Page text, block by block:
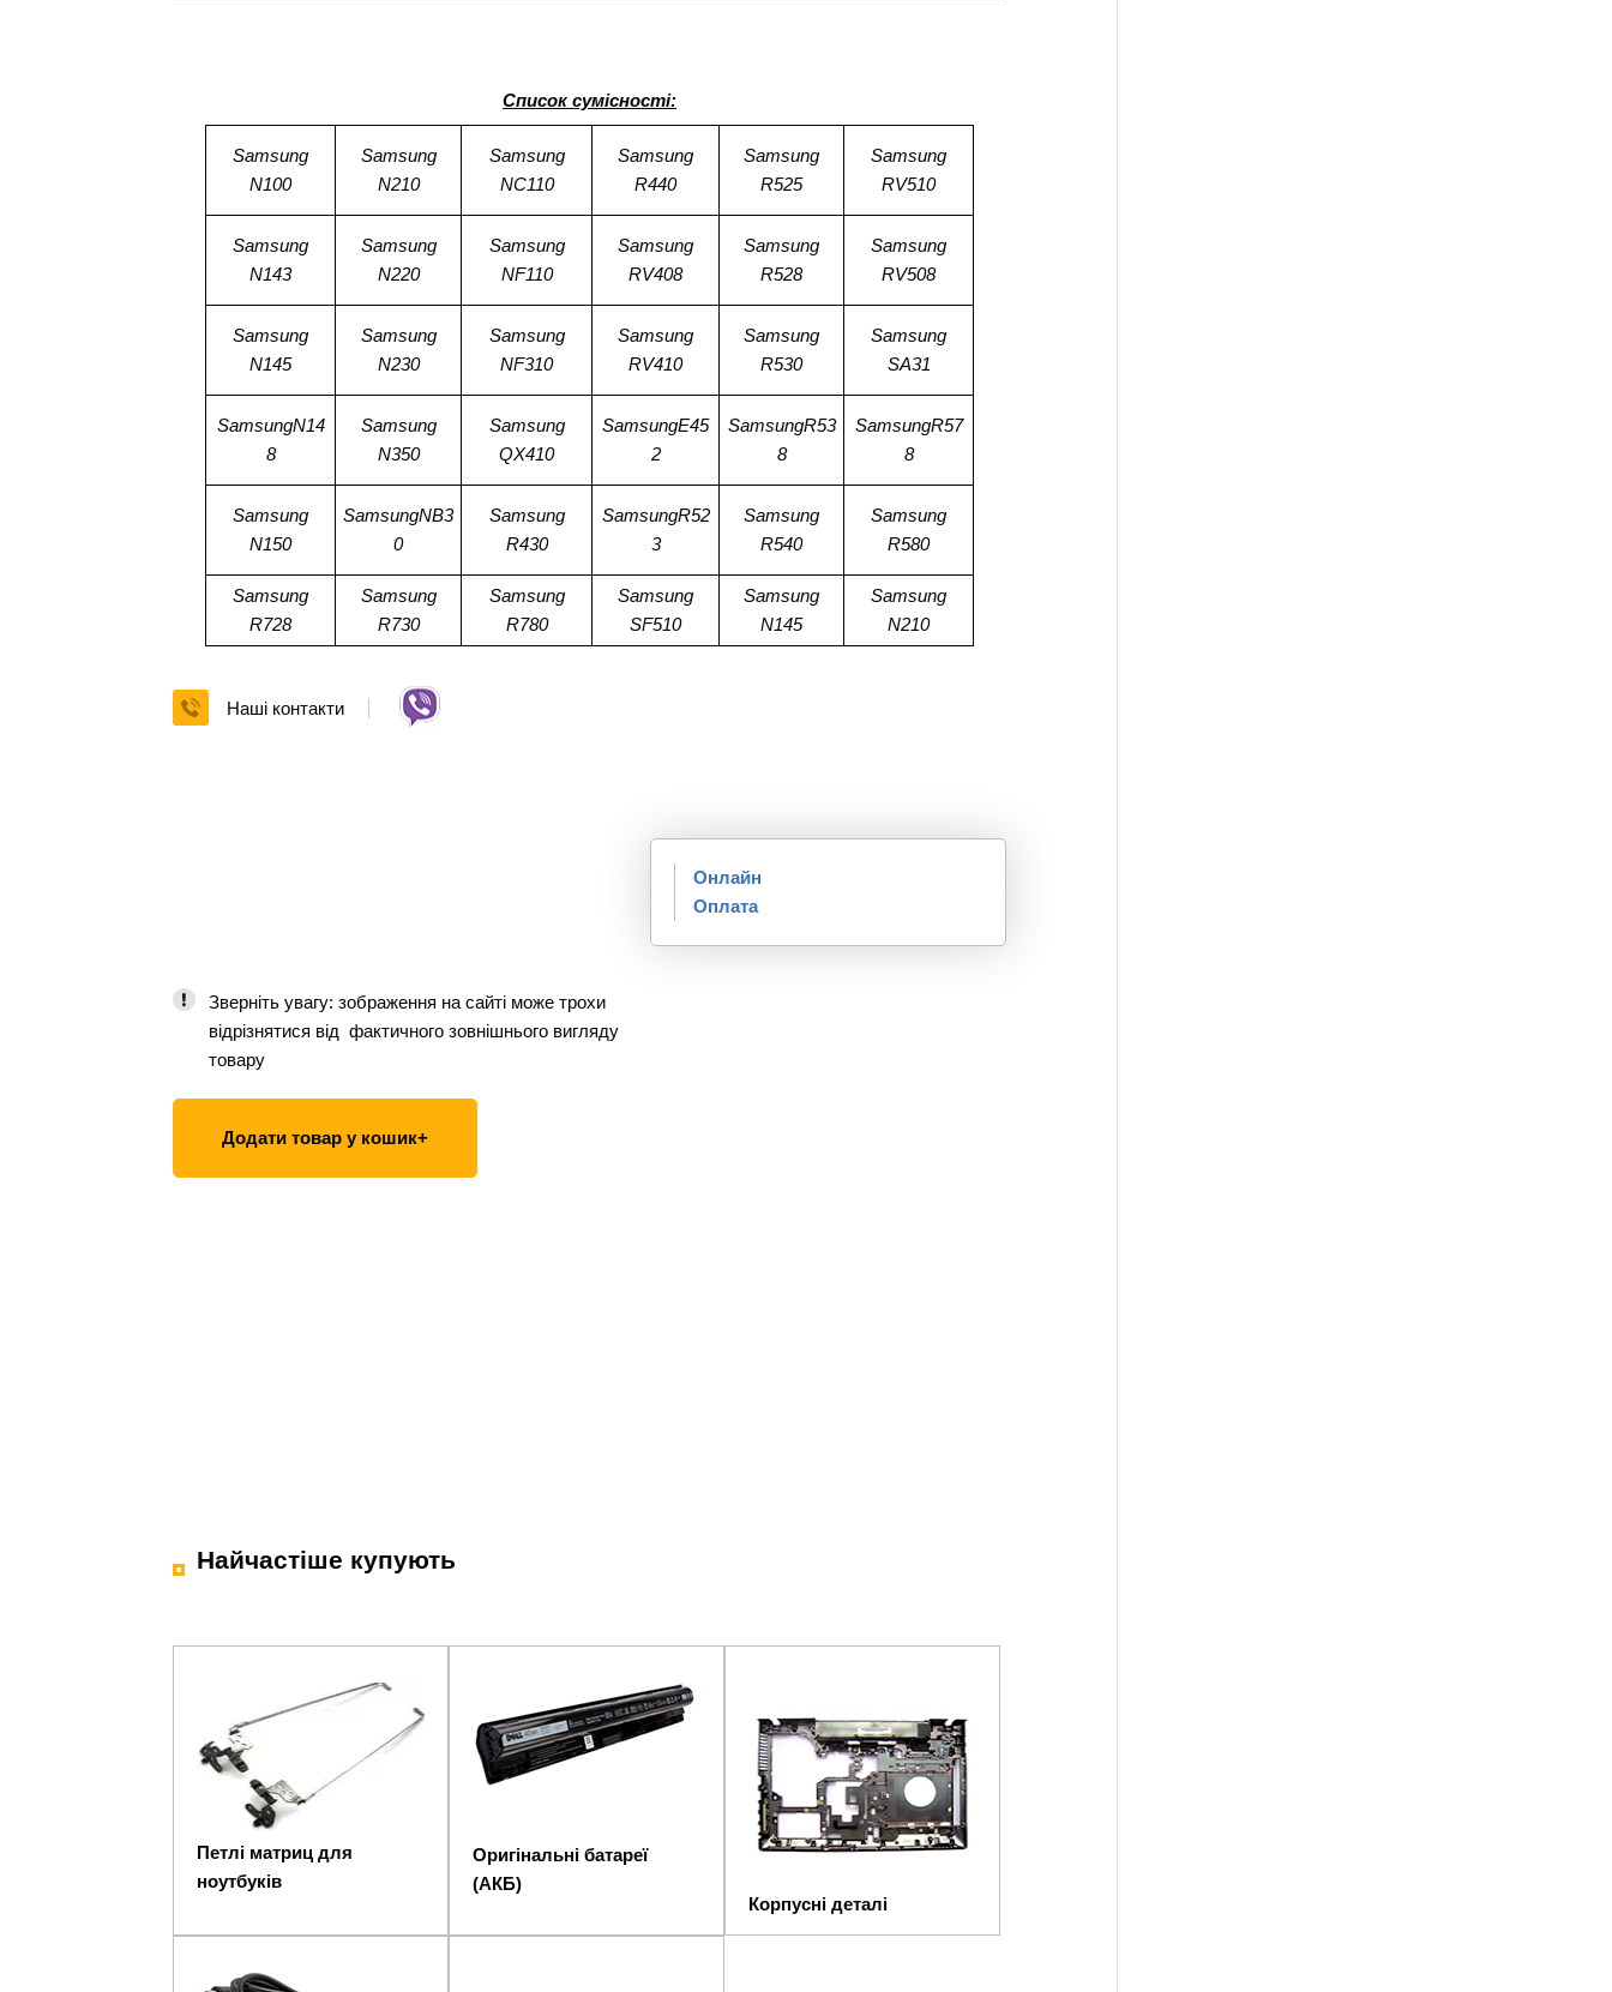
Список сумісності:
Samsung
N100
Samsung
N210
Samsung
NC110
Samsung
R440
Samsung
R525
Samsung
RV510
Samsung
N143
Samsung
N220
Samsung
NF110
Samsung
RV408
Samsung
R528
Samsung
RV508
Samsung
N145
Samsung
N230
Samsung
NF310
Samsung
RV410
Samsung
R530
Samsung
SA31
SamsungN14
8
Samsung
N350
Samsung
QX410
SamsungE45
2
SamsungR53
8
SamsungR57
8
Samsung
N150
SamsungNB3
0
Samsung
R430
SamsungR52
3
Samsung
R540
Samsung
R580
Samsung
R728
Samsung
R730
Samsung
R780
Samsung
SF510
Samsung
N145
Samsung
N210
Наші контакти
Онлайн
Оплата
Зверніть увагу: зображення на сайті може трохи
відрізнятися від фактичного зовнішнього вигляду
товару
Додати товар у кошик+
Найчастіше купують
Петлі матриц для
ноутбуків
Оригінальні батареї
(АКБ)
Корпусні деталі